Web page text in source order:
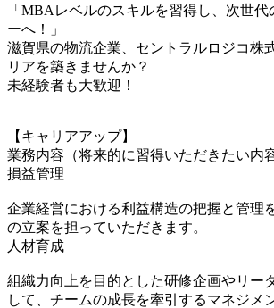
「MBAレベルのスキルを習得し、次世
ーへ！」
滋賀県の物流企業、セントラルロジコ株
リアを築きませんか？
未経験者も大歓迎！
【キャリアアップ】
業務内容（将来的に習得いただきたい内容
損益管理
企業経営における利益構造の把握と管理
の立案を担っていただきます。
人材育成
組織力向上を目的とした研修企画やリー
して、チームの成長を牽引するマネジメ